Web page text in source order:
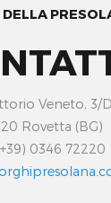
Veneto, 3/D
Rovetta (BG)
0346 72220